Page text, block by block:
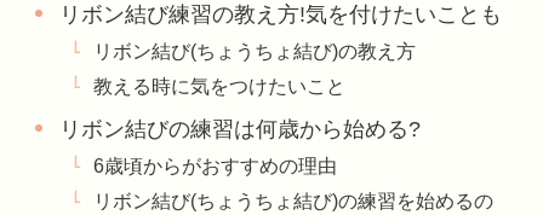
リボン結び練習の教え方!気を付けたいことも
リボン結び(ちょうちょ結び)の教え方
教える時に気をつけたいこと
リボン結びの練習は何歳から始める?
6歳頃からがおすすめの理由
リボン結び(ちょうちょ結び)の練習を始めるの